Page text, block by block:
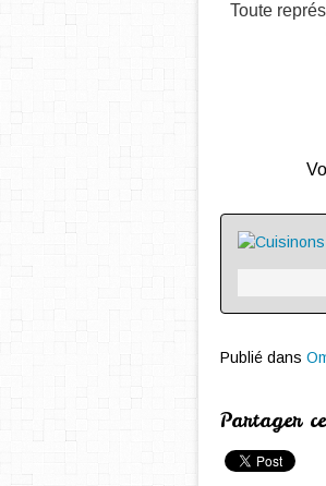
Toute
Publié dans
Partager